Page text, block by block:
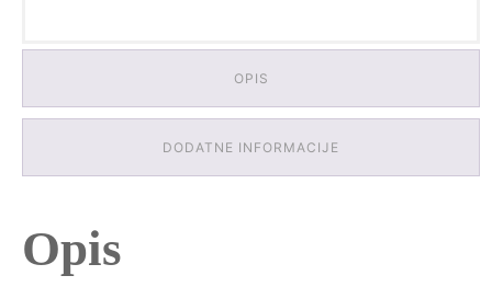
OPIS
DODATNE INFORMACIJE
Opis